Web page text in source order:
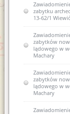
zabytku
13-62/1
zabytków
lądowego w
Machary
zabytków
lądowego w
Machary